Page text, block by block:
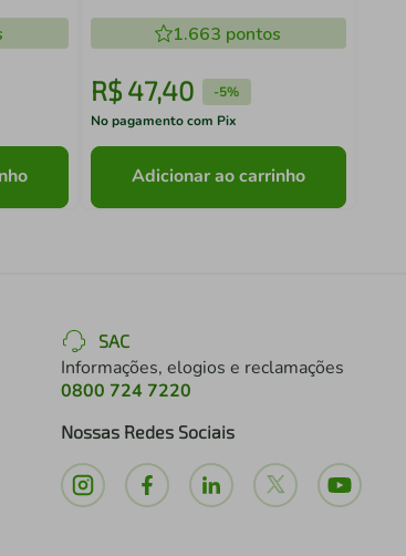
1.663 pontos
R$ 47,40 -5%
No pagamento com Pix
Adicionar ao carrinho
SAC
Informações, elogios e reclamações
0800 724 7220
Nossas Redes Sociais